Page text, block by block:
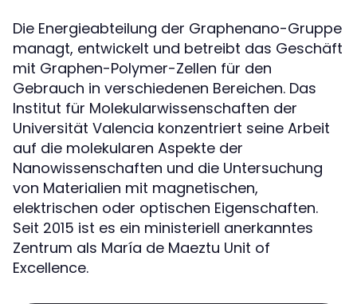
Die Energieabteilung der Graphenano-Gruppe
managt, entwickelt und betreibt das Geschäft
mit Graphen-Polymer-Zellen für den
Gebrauch in verschiedenen Bereichen. Das
Institut für Molekularwissenschaften der
Universität Valencia konzentriert seine Arbeit
auf die molekularen Aspekte der
Nanowissenschaften und die Untersuchung
von Materialien mit magnetischen,
elektrischen oder optischen Eigenschaften.
Seit 2015 ist es ein ministeriell anerkanntes
Zentrum als María de Maeztu Unit of
Excellence.